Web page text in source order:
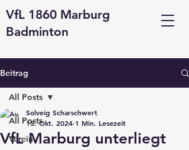
VfL 1860 Marburg
Badminton
Beitrag
All Posts
Verein
All Posts
VfL Marburg unterliegt
Solveig Scharschwert
15. Okt. 2024 1 Min. Lesezeit